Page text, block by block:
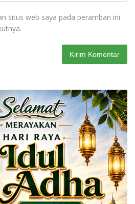
situs web saya pada peramban ini